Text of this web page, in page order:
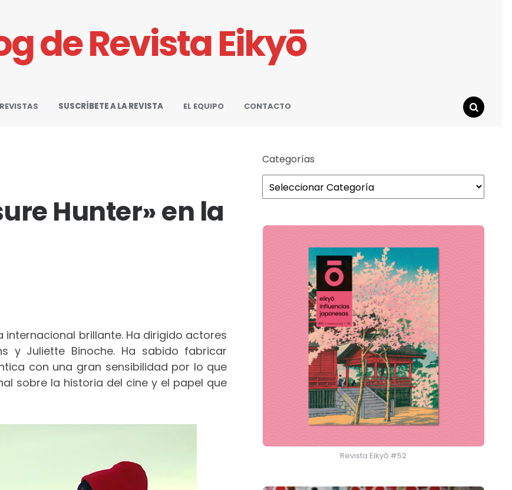
de Revista Eikyō
REVISTAS SUSCRÍBETE A LA REVISTA EL EQUIPO
CONTACTO
Hunter» en la
brillante. Ha dirigido actores
y Juliette Binoche. Ha sabido fabricar
con una gran sensibilidad por lo que
sobre la historia del cine y el papel que
Categorías
Revista Eikyō #52